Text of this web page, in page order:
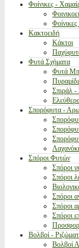
Φοίνικες -
Κακτοειδή
Κάκτοι
Φυτά Σχήματα
Φυτά
Σπιράλ -
Σπορόφυτα -
Σπόροι Φυτών
Σπόροι
Σπόροι
Σπόροι
Σπόροι
Σπόροι
Βολβοί -
Βολβοί